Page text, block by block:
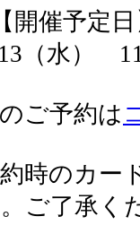
【開催予定
13（水）
ご予約は
時のカー
ご了承く